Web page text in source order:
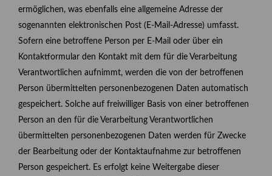
ermöglichen, was ebenfalls eine allgemeine Adresse der
sogenannten elektronischen Post (E-Mail-Adresse) umfasst.
Sofern eine betroffene Person per E-Mail oder über ein
Kontaktformular den Kontakt mit dem für die Verarbeitung
Verantwortlichen aufnimmt, werden die von der betroffenen
Person übermittelten personenbezogenen Daten automatisch
gespeichert. Solche auf freiwilliger Basis von einer betroffenen
Person an den für die Verarbeitung Verantwortlichen
übermittelten personenbezogenen Daten werden für Zwecke
der Bearbeitung oder der Kontaktaufnahme zur betroffenen
Person gespeichert. Es erfolgt keine Weitergabe dieser